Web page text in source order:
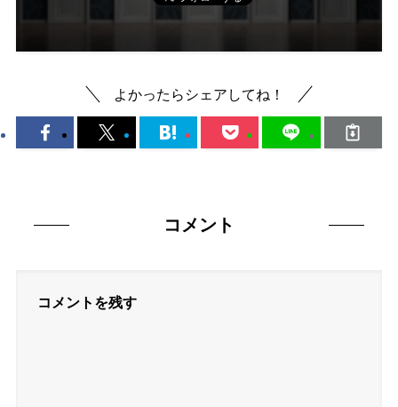
よかったらシェアしてね！
コメント
コメントを残す